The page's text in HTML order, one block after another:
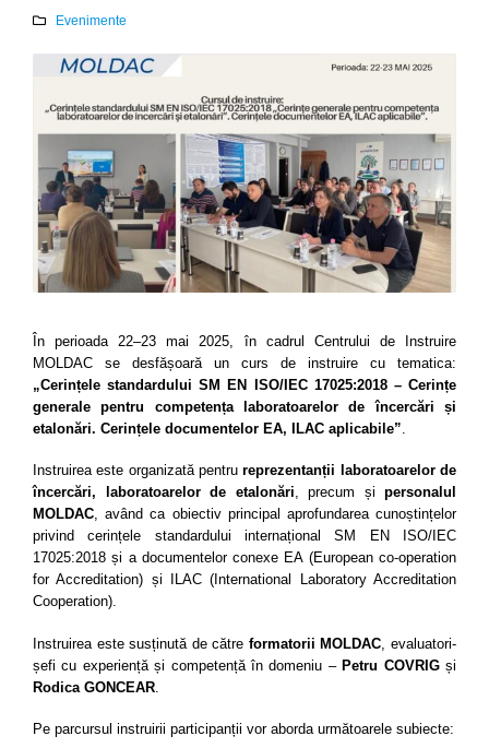
Evenimente
În perioada 22–23 mai 2025, în cadrul Centrului de Instruire
MOLDAC se desfășoară un curs de instruire cu tematica:
„Cerințele standardului SM EN ISO/IEC 17025:2018 – Cerințe
generale pentru competența laboratoarelor de încercări și
etalonări. Cerințele documentelor EA, ILAC aplicabile”
Instruirea este organizată pentrureprezentanții laboratoarelor de
încercări, laboratoarelor de etalonări, precum și personalul
MOLDAC, având ca obiectiv principal aprofundarea cunoștințelor
privind cerințele standardului internațional SM EN ISO/IEC
17025:2018 și a documentelor conexe EA (European co-operation
for Accreditation) și ILAC (International Laboratory Accreditation
Cooperation).
Instruirea este susținută de către formatorii MOLDAC , evaluatori-
șefi cu experiență și competență în domeniu – Petru COVRIGși
Rodica GONCEAR
Pe parcursul instruirii participanții vor aborda următoarele subiecte: